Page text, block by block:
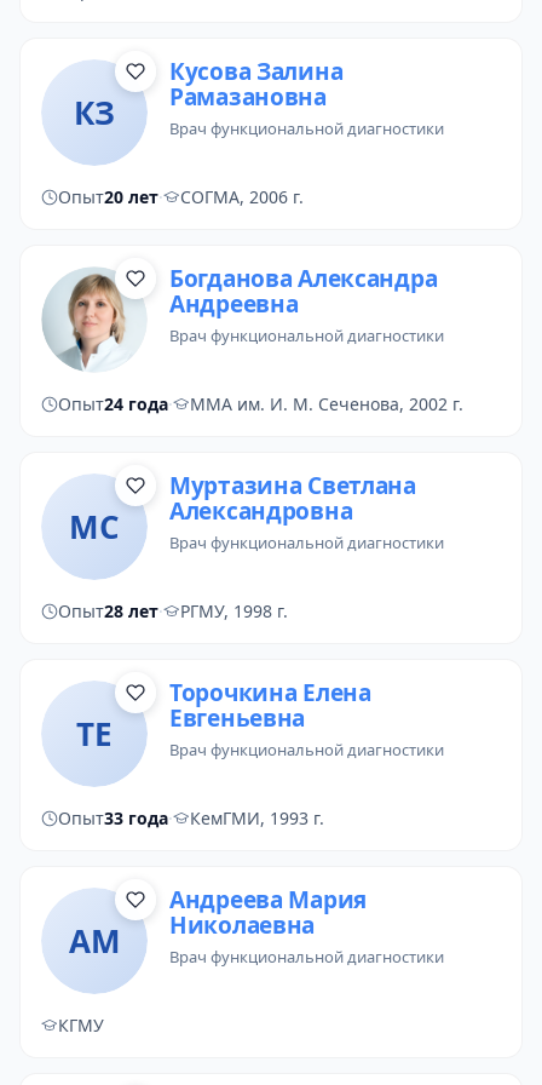
КЗ
Кусова Залина
Рамазановна
врач функциональной диагностики
Опыт20 лет· СОГМА, 2006 г.
Богданова Александра
Андреевна
врач функциональной диагностики
Опыт24 года· ММА им. И. М. Сеченова, 2002 г.
МС
Муртазина Светлана
Александровна
врач функциональной диагностики
Опыт28 лет· РГМУ, 1998 г.
ТЕ
Торочкина Елена
Евгеньевна
врач функциональной диагностики
Опыт33 года· КемГМИ, 1993 г.
АМ
Андреева Мария
Николаевна
врач функциональной диагностики
КГМУ